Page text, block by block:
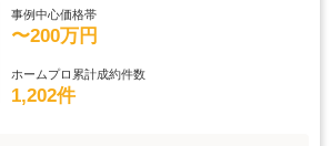
事例中心価格帯
〜200万円
ホームプロ累計成約件数
1,202件